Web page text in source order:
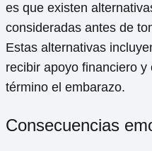
es que existen
consideradas antes de
Estas alternativas
recibir apoyo financiero
término el embarazo.
Consecuencias